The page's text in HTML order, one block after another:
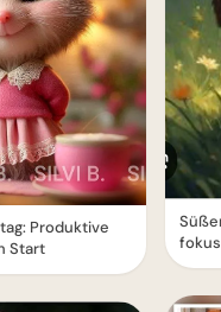
Produktive
Start